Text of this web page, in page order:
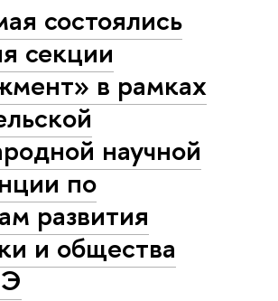
состоялись
секции
в рамках
научной
по
развития
и общества